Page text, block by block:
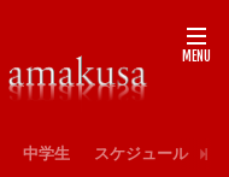
中学生 スケジュール